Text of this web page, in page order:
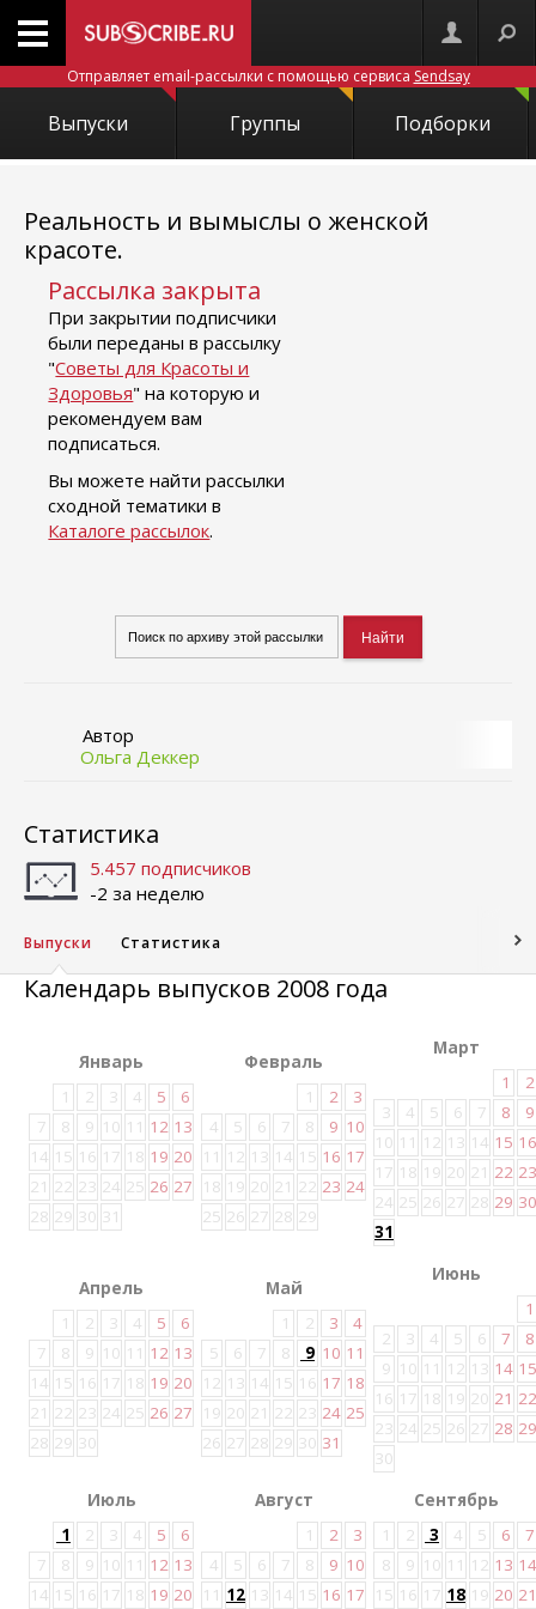
Отправляет email-рассылки с помощью сервиса Sendsay
Выпуски Группы Подборки
Реальность и вымыслы о женской
красоте.
Рассылка закрыта
При закрытии подписчики
были переданы в рассылку
"Советы для Красоты и
Здоровья" на которую и
рекомендуем вам
подписаться.
Вы можете найти рассылки
сходной тематики в
Каталоге рассылок.
Автор
Ольга Деккер
Статистика
5.457 подписчиков
-2 за неделю
Выпуски Статистика
Календарь выпусков 2008 года
Январь
1
2 3 4 5
6
7
8 9 10 11 12 13
14 15 16 17 18 19 20
21 22 23 24 25 26 27
28 29 30 31
Февраль
1
2
3
4
5 6 7 8 9 10
11 12 13 14 15 16 17
18 19 20 21 22 23 24
25 26 27 28 29
Март
1
2
3
4 5 6 7 8
9
10 11 12 13 14 15 16
17 18 19 20 21 22 23
24 25 26 27 28 29 30
31
Апрель
1
2 3 4 5
6
7
8 9 10 11 12 13
14 15 16 17 18 19 20
21 22 23 24 25 26 27
28 29 30
Май
1
2 3
4
5
6 7 8 9 10 11
12 13 14 15 16 17 18
19 20 21 22 23 24 25
26 27 28 29 30 31
Июнь
1
2
3 4 5 6 7
8
9 10 11 12 13 14 15
16 17 18 19 20 21 22
23 24 25 26 27 28 29
30
Июль
1
2 3 4 5
6
7
8 9 10 11 12 13
14 15 16 17 18 19 20
Август
1
2
3
4
5 6 7 8 9 10
11 12 13 14 15 16 17
Сентябрь
1
2 3 4 5 6
7
8
9 10 11 12 13 14
15 16 17 18 19 20 21